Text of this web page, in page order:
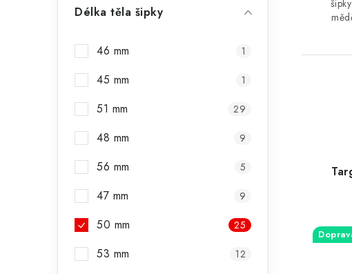
Délka těla šipky
46 mm 1
45 mm 1
51 mm 29
48 mm 9
56 mm 5
47 mm 9
50 mm 25
53 mm 12